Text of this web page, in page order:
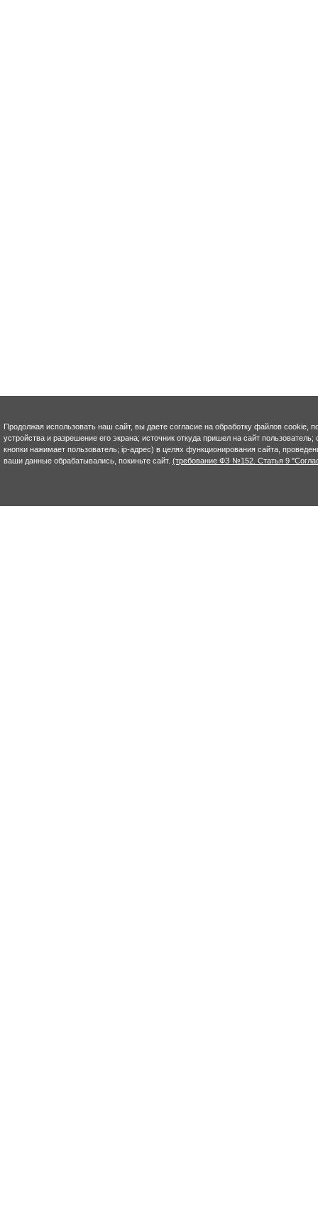
Продолжая использовать наш сайт, вы даете согласие на обработку файлов cookie,
устройства и разрешение его экрана; источник откуда пришел на сайт
кнопки нажимает пользователь; ip-адрес) в целях функционирования сайта,
ваши данные обрабатывались, покиньте сайт. (требование ФЗ №152. Статья 9